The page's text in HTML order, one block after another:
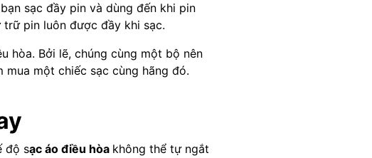
sạc đầy pin và dùng đến khi pin
pin luôn được đầy khi sạc.
hòa. Bởi lẽ, chúng cùng một bộ nên
một chiếc sạc cùng hãng đó.
độ sạc áo điều hòa không thể tự ngắt